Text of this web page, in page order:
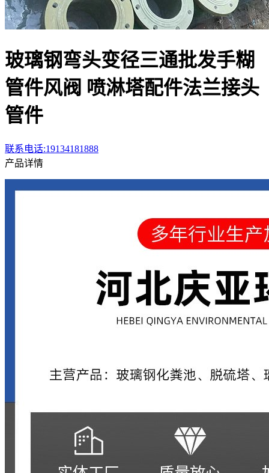
玻璃钢弯头变径三通批发手糊
管件风阀 喷淋塔配件法兰接头
管件
联系电话:19134181888
产品详情